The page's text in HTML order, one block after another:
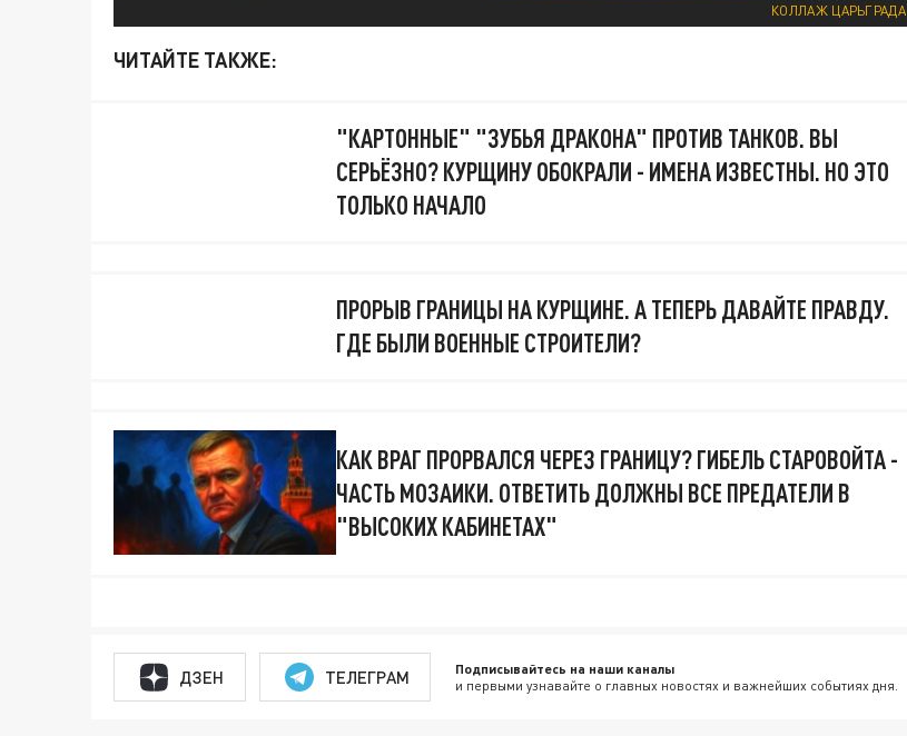
КОЛЛАЖ ЦАРЬГРАДА
ЧИТАЙТЕ ТАКЖЕ:
"КАРТОННЫЕ" "ЗУБЬЯ ДРАКОНА" ПРОТИВ ТАНКОВ. ВЫ
СЕРЬЁЗНО? КУРЩИНУ ОБОКРАЛИ - ИМЕНА ИЗВЕСТНЫ. НО ЭТО
ТОЛЬКО НАЧАЛО
ПРОРЫВ ГРАНИЦЫ НА КУРЩИНЕ. А ТЕПЕРЬ ДАВАЙТЕ ПРАВДУ.
ГДЕ БЫЛИ ВОЕННЫЕ СТРОИТЕЛИ?
КАК ВРАГ ПРОРВАЛСЯ ЧЕРЕЗ ГРАНИЦУ? ГИБЕЛЬ СТАРОВОЙТА -
ЧАСТЬ МОЗАИКИ. ОТВЕТИТЬ ДОЛЖНЫ ВСЕ ПРЕДАТЕЛИ В
"ВЫСОКИХ КАБИНЕТАХ"
ДЗЕН ТЕЛЕГРАМ Подписывайтесь на наши каналы
и первыми узнавайте о главных новостях и важнейших событиях дня.